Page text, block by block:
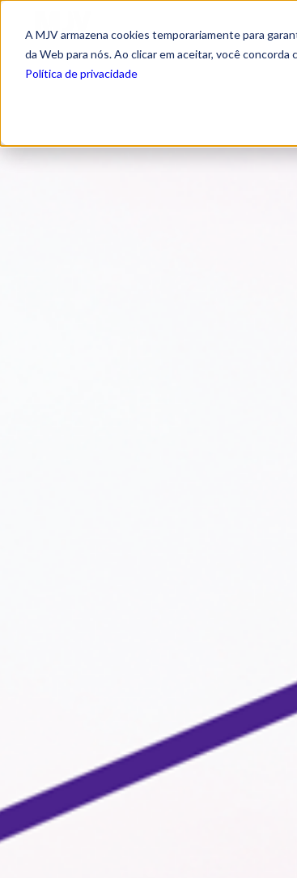
A MJV armazena cookies temporariamente para
da Web para nós. Ao clicar em aceitar, você
Política de privacidade